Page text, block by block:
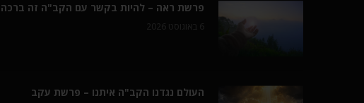
פרשת ראה – להיות בקשר עם הקב"ה זה ברכה
העולם נגדנו הקב"ה איתנו – פרשת עקב